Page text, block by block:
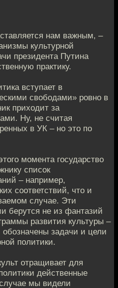
нам важным, –
культурной
президента Путина
практику.
вступает в
свободами» ровно в
приходит за
Ну, не считая
в УК – но это по
момента государство
список
– например,
соответствий, что и
случае. Эти
берутся не из фантазий
развития культуры –
задачи и цели
политики.
отращивает для
действенные
мы видели